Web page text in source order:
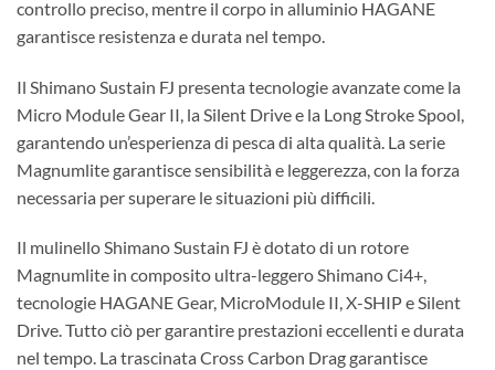
controllo preciso, mentre il corpo in alluminio HAGANE
garantisce resistenza e durata nel tempo.
Il Shimano Sustain FJ presenta tecnologie avanzate come la
Micro Module Gear II, la Silent Drive e la Long Stroke Spool,
garantendo un’esperienza di pesca di alta qualità. La serie
Magnumlite garantisce sensibilità e leggerezza, con la forza
necessaria per superare le situazioni più difficili.
Il mulinello Shimano Sustain FJ è dotato di un rotore
Magnumlite in composito ultra-leggero Shimano Ci4+,
tecnologie HAGANE Gear, MicroModule II, X-SHIP e Silent
Drive. Tutto ciò per garantire prestazioni eccellenti e durata
nel tempo. La trascinata Cross Carbon Drag garantisce